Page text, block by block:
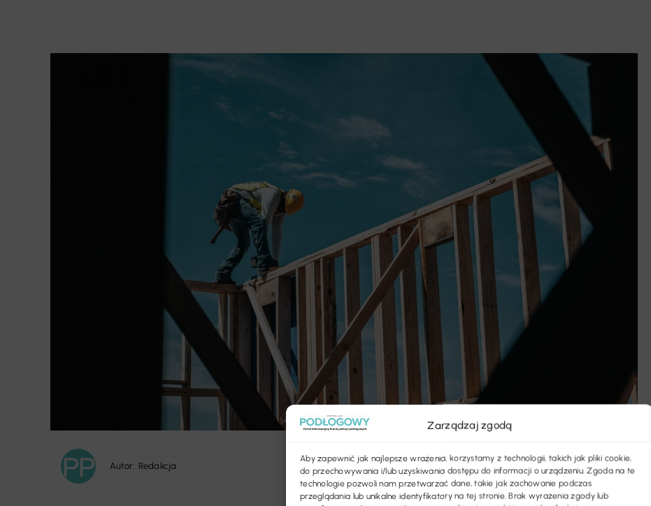
Zarządzaj zgodą
Aby zapewnić jak najlepsze wrażenia, korzystamy z technologii, takich jak pliki cookie,
do przechowywania i/lub uzyskiwania dostępu do informacji o urządzeniu. Zgoda na te
technologie pozwoli nam przetwarzać dane, takie jak zachowanie podczas
przeglądania lub unikalne identyfikatory na tej stronie. Brak wyrażenia zgody lub
Autor: Redakcja